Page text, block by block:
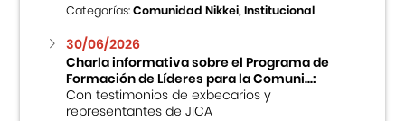
Categorías:Comunidad Nikkei, Institucional
30/06/2026
Charla informativa sobre el Programa de
Formación de Líderes para la Comuni...:
Con testimonios de exbecarios y
representantes de JICA